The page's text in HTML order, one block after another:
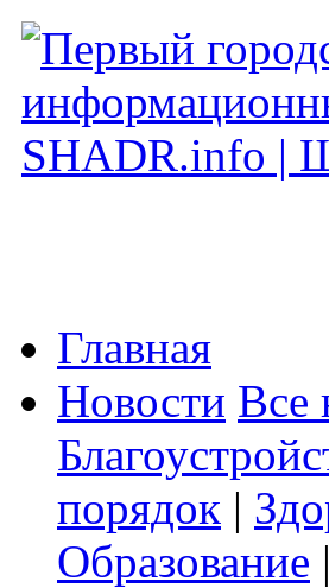
Главная
Новости Все
порядок |
Образование |